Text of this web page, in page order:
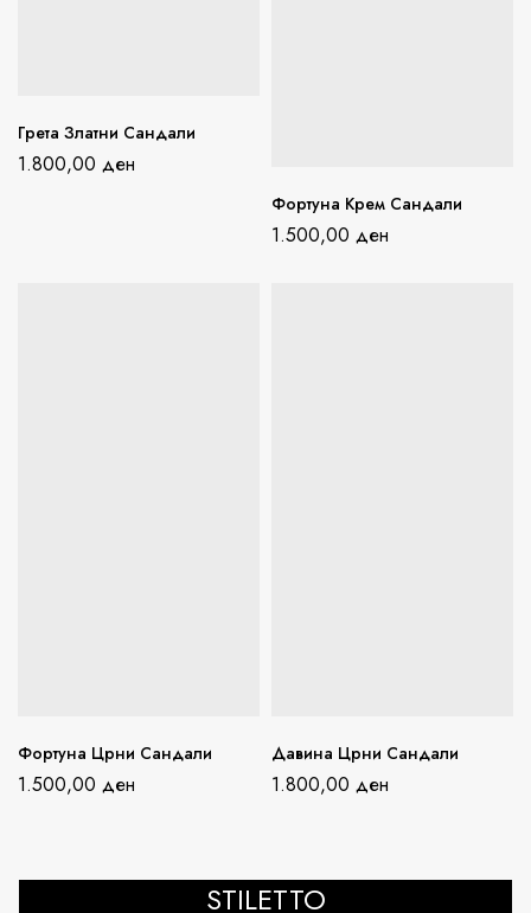
Грета Златни Сандали
1.800,00 ден
Фортуна Крем Сандали
1.500,00 ден
Фортуна Црни Сандали
1.500,00 ден
Давина Црни Сандали
1.800,00 ден
STILETTO